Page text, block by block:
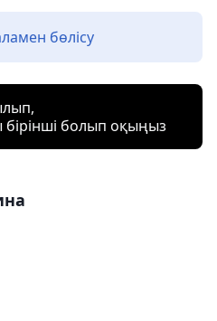
бөлісу
болып оқыңыз